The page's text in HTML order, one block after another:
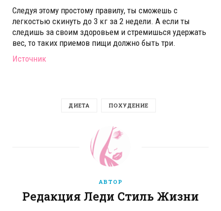
Следуя этому простому правилу, ты сможешь с
легкостью скинуть до 3 кг за 2 недели. А если ты
следишь за своим здоровьем и стремишься удержать
вес, то таких приемов пищи должно быть три.
Источник
ДИЕТА ПОХУДЕНИЕ
АВТОР
Редакция Леди Стиль Жизни